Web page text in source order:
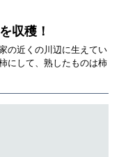
収穫！
の近くの川辺に生えてい
にして、熟したものは柿